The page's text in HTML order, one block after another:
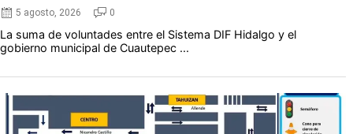
5 agosto, 2026 0
La suma de voluntades entre el Sistema DIF Hidalgo y el
gobierno municipal de Cuautepec ...